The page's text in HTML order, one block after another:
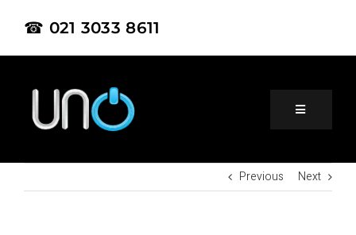
☎ 021 3033 8611
HomePrevious Next